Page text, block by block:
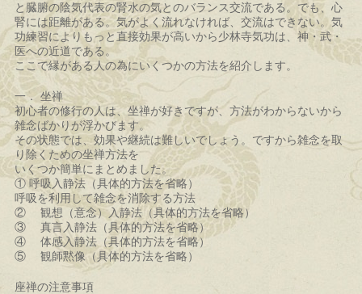
と臓腑の陰気代表の腎水の気とのバランス交流である。でも、心
腎には距離がある。気がよく流れなければ、交流はできない。気
功練習によりもっと直接効果が高いから少林寺気功は、神・武・
医への近道である。
ここで縁がある人の為にいくつかの方法を紹介します。
一． 坐禅
初心者の修行の人は、坐禅が好きですが、方法がわからないから
雑念ばかりが浮かびます。
その状態では、効果や継続は難しいでしょう。ですから雑念を取
り除くための坐禅方法を
いくつか簡単にまとめました。
① 呼吸入静法（具体的方法を省略）
呼吸を利用して雑念を消除する方法
② 観想（意念）入静法（具体的方法を省略）
③ 真言入静法（具体的方法を省略）
④ 体感入静法（具体的方法を省略）
⑤ 観師黙像（具体的方法を省略）
座禅の注意事項